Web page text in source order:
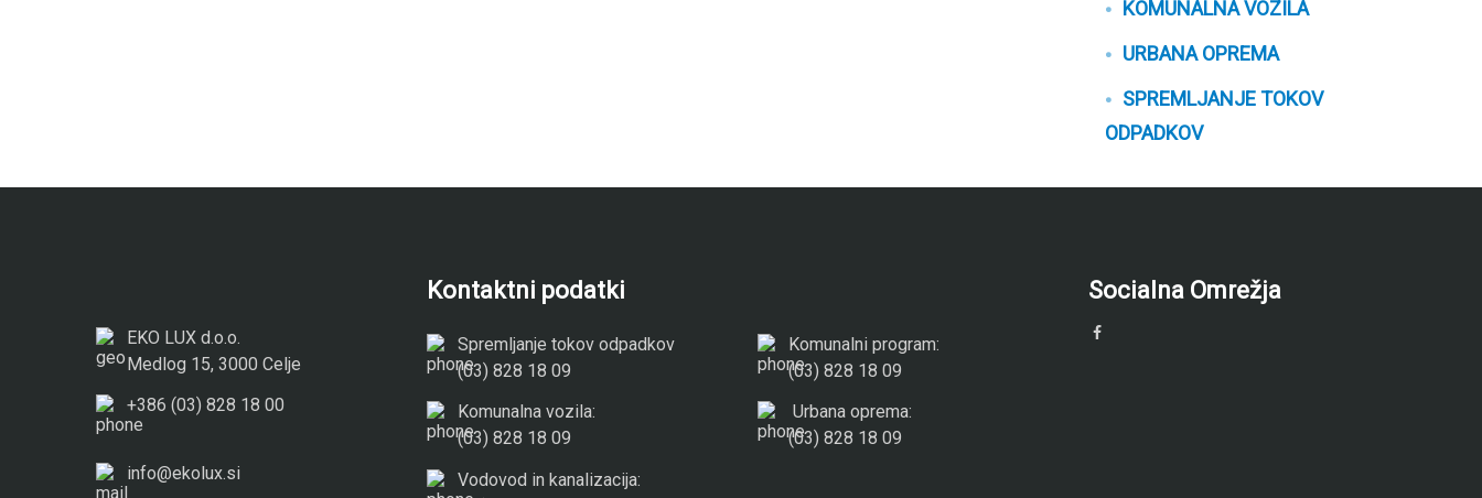
KOMUNALNA VOZILA
URBANA OPREMA
SPREMLJANJE TOKOV
ODPADKOV
EKO LUX d.o.o.
Medlog 15, 3000 Celje
+386 (03) 828 18 00
info@ekolux.si
Kontaktni podatki
Spremljanje tokov odpadkov
(03) 828 18 09
Komunalna vozila:
(03) 828 18 09
Vodovod in kanalizacija:
Komunalni program:
(03) 828 18 09
Urbana oprema:
(03) 828 18 09
Socialna Omrežja